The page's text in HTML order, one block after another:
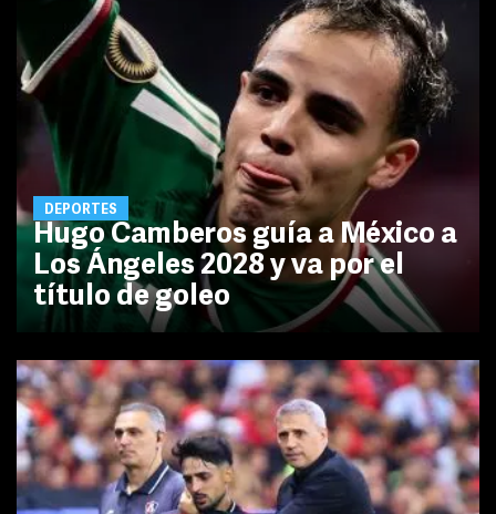
DEPORTES
Hugo Camberos guía a México a
Los Ángeles 2028 y va por el
título de goleo